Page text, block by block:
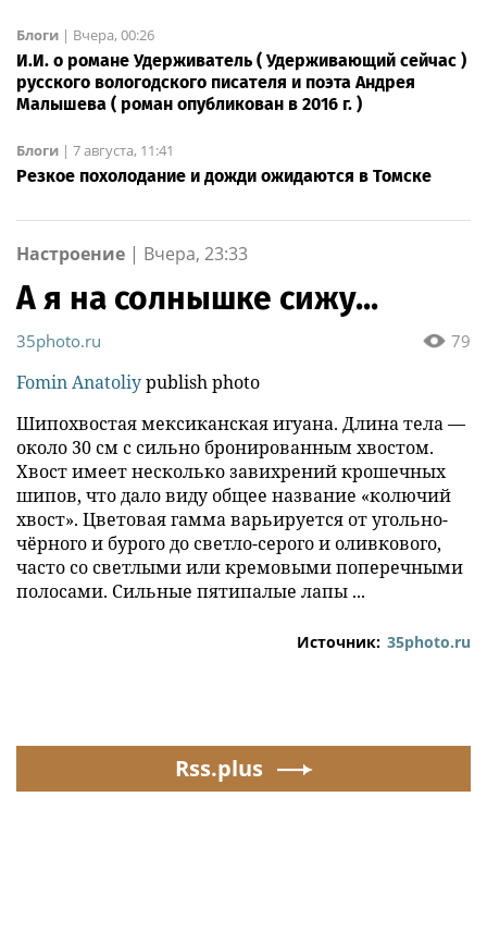
Блоги | Вчера, 00:26
И.И. о романе Удерживатель ( Удерживающий сейчас )
русского вологодского писателя и поэта Андрея
Малышева ( роман опубликован в 2016 г. )
Блоги | 7 августа, 11:41
Резкое похолодание и дожди ожидаются в Томске
Настроение | Вчера, 23:33
А я на солнышке сижу...
79
35photo.ru
Fomin Anatoliypublish photo
Шипохвостая мексиканская игуана. Длина тела —
около 30 см с сильно бронированным хвостом.
Хвост имеет несколько завихрений крошечных
шипов, что дало виду общее название «колючий
хвост». Цветовая гамма варьируется от угольно-
чёрного и бурого до светло-серого и оливкового,
часто со светлыми или кремовыми поперечными
полосами. Сильные пятипалые лапы ...
Источник: 35photo.ru
Rss.plus